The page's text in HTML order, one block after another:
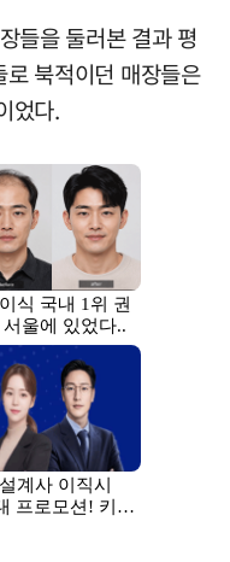
들을 둘러본 결과 평
북적이던 매장들은
었다.